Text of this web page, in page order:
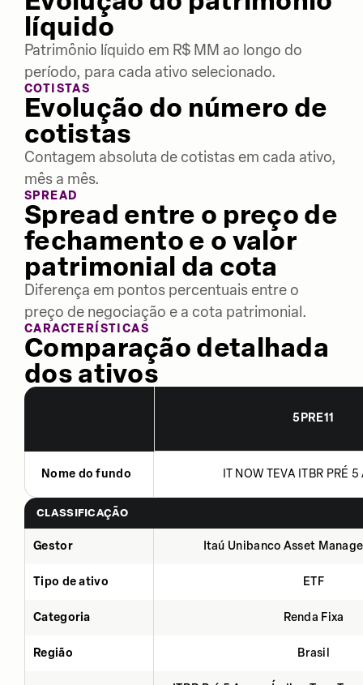
líquido
Patrimônio líquido em R$ MM ao longo do
período, para cada ativo selecionado.
COTISTAS
Evolução do número de
cotistas
Contagem absoluta de cotistas em cada ativo,
mês a mês.
SPREAD
Spread entre o preço de
fechamento e o valor
patrimonial da cota
Diferença em pontos percentuais entre o
preço de negociação e a cota patrimonial.
CARACTERÍSTICAS
Comparação detalhada
dos ativos
5PRE11
Nome do fundo IT NOW TEVA ITBR PRÉ
CLASSIFICAÇÃO
Gestor Itaú Unibanco Asset
Tipo de ativo ETF
Categoria Renda Fixa
Região Brasil